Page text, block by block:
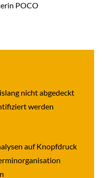
POCO
nicht abgedeckt
werden
auf Knopfdruck